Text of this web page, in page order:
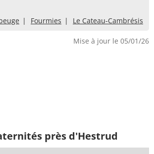
Fourmies Le Cateau-Cambrésis
Mise à jour le 05/01/26
près d'Hestrud